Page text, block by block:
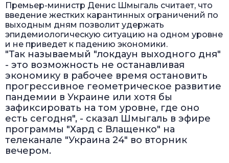
Премьер-министр Денис Шмыгаль считает, что
введение жестких карантинных ограничений по
выходным дням позволит удержать
эпидемиологическую ситуацию на одном уровне
и не приведет к падению экономики.
"Так называемый "локдаун выходного дня"
- это возможность не останавливая
экономику в рабочее время остановить
прогрессивное геометрическое развитие
пандемии в Украине или хотя бы
зафиксировать на том уровне, где оно
есть сегодня", - сказал Шмыгаль в эфире
программы "Хард с Влащенко" на
телеканале "Украина 24" во вторник
вечером.